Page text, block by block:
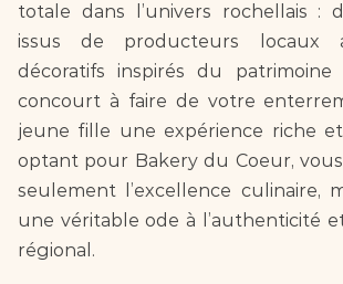
totale dans l’univers rochellais :
issus de producteurs locaux
décoratifs inspirés du
concourt à faire de votre
jeune fille une expérience riche et
optant pour Bakery du Coeur,
seulement l’excellence culinaire,
une véritable ode à l’authenticité
régional.